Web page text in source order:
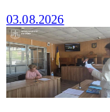
03.08.2026